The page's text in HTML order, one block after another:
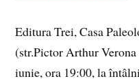
Editura Trei, Casa
(str.Pictor Arthur
iunie, ora 19:00, la